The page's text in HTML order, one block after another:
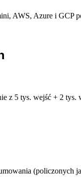
AWS, Azure i GCP
z 5 tys. wejść + 2 tys.
(policzonych